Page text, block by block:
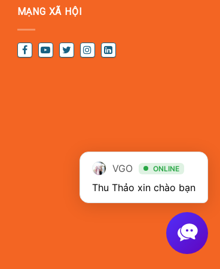
MẠNG XÃ HỘI
VGO ONLINE
Thu Thảo xin chào bạn